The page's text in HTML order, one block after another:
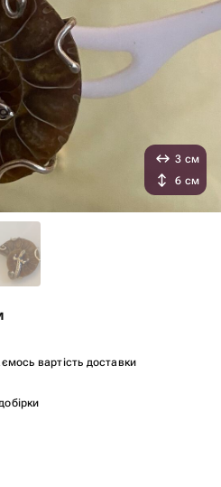
вартість доставки
3 см
6 см